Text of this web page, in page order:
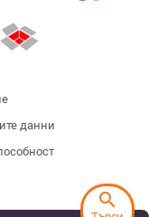
данни
search